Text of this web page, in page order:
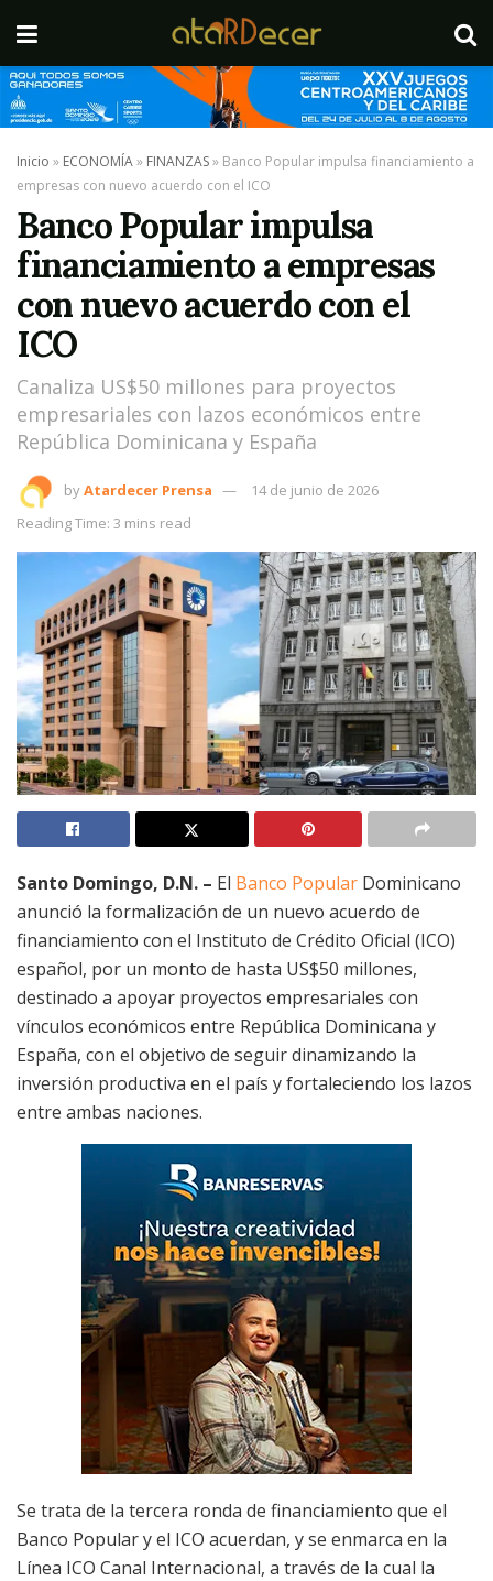
Inicio » ECONOMÍA» FINANZAS» Banco Popular impulsa financiamiento a
empresas con nuevo acuerdo con el ICO
Banco Popular impulsa
financiamiento a empresas
con nuevo acuerdo con el
ICO
Canaliza US$50 millones para proyectos
empresariales con lazos económicos entre
República Dominicana y España
byAtardecer Prensa
14 de junio de 2026
Reading Time: 3 mins read
Santo Domingo, D.N. – El Banco Popular Dominicano
anunció la formalización de un nuevo acuerdo de
financiamiento con el Instituto de Crédito Oficial (ICO)
español, por un monto de hasta US$50 millones,
destinado a apoyar proyectos empresariales con
vínculos económicos entre República Dominicana y
España, con el objetivo de seguir dinamizando la
inversión productiva en el país y fortaleciendo los lazos
entre ambas naciones.
Se trata de la tercera ronda de financiamiento que el
Banco Popular y el ICO acuerdan, y se enmarca en la
Línea ICO Canal Internacional, a través de la cual la